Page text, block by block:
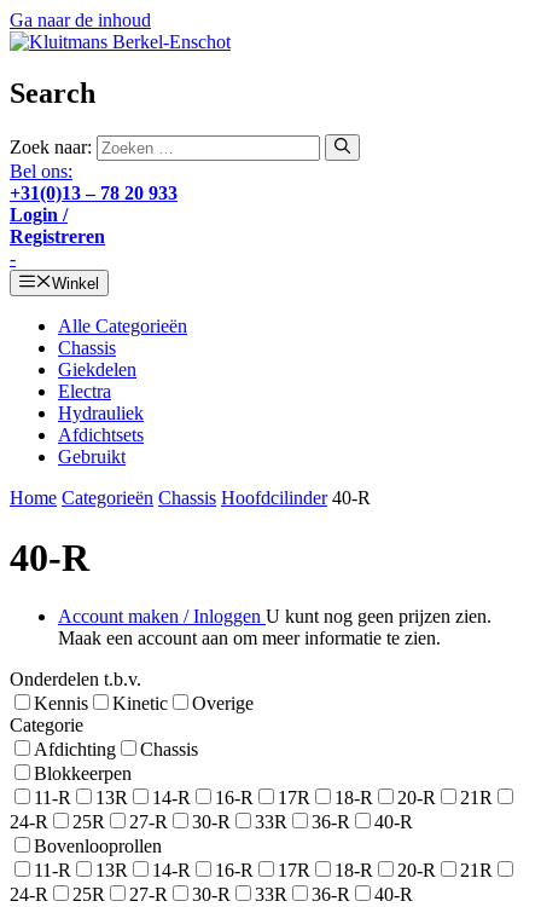
Ga naar de inhoud
Search
Zoek naar:
Bel ons:
+31(0)13 – 78 20 933
Login /
Registreren
-
Winkel
Alle Categorieën
Chassis
Giekdelen
Electra
Hydrauliek
Afdichtsets
Gebruikt
Home Categorieën Chassis Hoofdcilinder 40-R
40-R
Account maken / Inloggen U kunt nog geen prijzen zien.
Maak een account aan om meer informatie te zien.
Onderdelen t.b.v.
Kennis
Kinetic
Overige
Categorie
Afdichting
Chassis
Blokkeerpen
11-R
13R 14-R 16-R 17R 18-R 20-R
21R
24-R
25R 27-R 30-R 33R 36-R
40-R
Bovenlooprollen
11-R
13R 14-R 16-R 17R 18-R 20-R
21R
24-R
25R 27-R 30-R 33R 36-R
40-R